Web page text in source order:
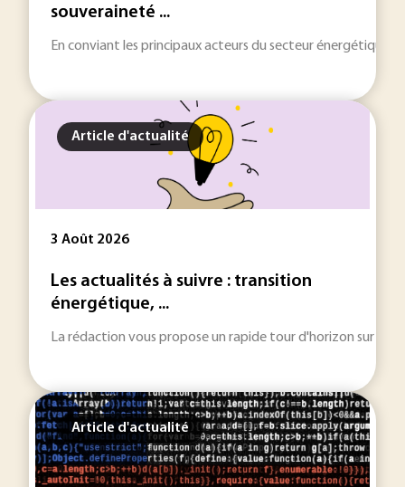
souveraineté ...
En conviant les principaux acteurs du secteur énergétique à
Article d'actualité
3 Août 2026
Les actualités à suivre : transition
énergétique, ...
La rédaction vous propose un rapide tour d'horizon sur les
Article d'actualité